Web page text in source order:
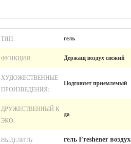
ТИП: гель
ФУНКЦИЯ: Держащ воздух свежий
ХУДОЖЕСТВЕННЫЕ
ПРОИЗВЕДЕНИЯ:
Подгоняет приемлемый
ДРУЖЕСТВЕННЫЙ К
ЭКО:
да
ВЫДЕЛИТЬ: гель Freshener